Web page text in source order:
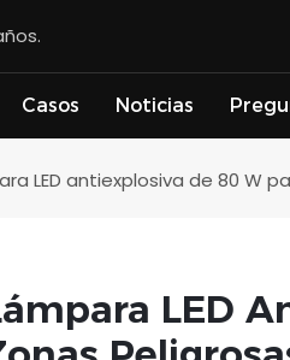
Casos Noticias
LED antiexplosiva de 80 W
LED